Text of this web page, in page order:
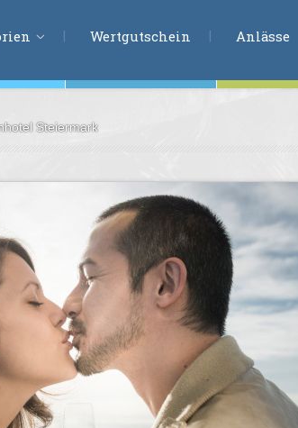
Wertgutschein Anlässe
Steiermark